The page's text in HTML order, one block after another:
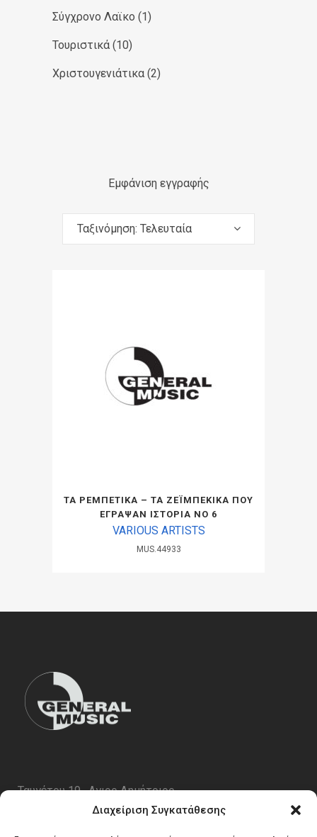
Διαχείριση Συγκατάθεσης
Σύγχρονο Λαϊκο (1)
Τουριστικά (10)
Χριστουγενιάτικα (2)
Εμφάνιση εγγραφής
Ταξινόμηση: Τελευταία
ΤΑ ΡΕΜΠΕΤΙΚΑ – ΤΑ ΖΕΪΜΠΕΚΙΚΑ ΠΟΥ
ΕΓΡΑΨΑΝ ΙΣΤΟΡΙΑ ΝΟ 6
VARIOUS ARTISTS
MUS.44933
Ταυγέτου 19 , Αγιος Δημήτριος